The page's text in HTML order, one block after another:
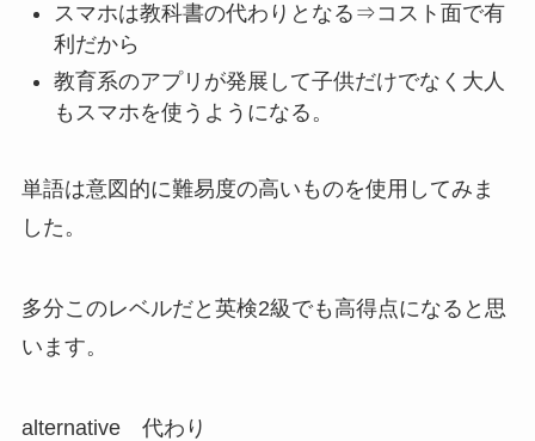
スマホは教科書の代わりとなる⇒コスト面で有
利だから
教育系のアプリが発展して子供だけでなく大人
もスマホを使うようになる。
単語は意図的に難易度の高いものを使用してみま
した。
多分このレベルだと英検2級でも高得点になると思
います。
alternative 代わり